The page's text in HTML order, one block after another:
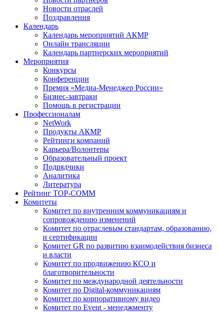
Новости отраслей
Поздравления
Календарь
Календарь мероприятий АКМР
Онлайн трансляции
Календарь партнерских мероприятий
Мероприятия
Конкурсы
Конференции
Премия «Медиа-Менеджер России»
Бизнес-завтраки
Помощь в регистрации
Профессионалам
NetWork
Продукты АКМР
Рейтинги компаний
Карьера/Волонтеры
Образовательный проект
Подрядчики
Аналитика
Литература
Рейтинг TOP-COMM
Комитеты
Комитет по внутренним коммуникациям и
сопровождению изменений
Комитет по отраслевым стандартам, образованию,
и сертификации
Комитет GR по развитию взаимодействия бизнеса
и власти
Комитет по продвижению КСО и
благотворительности
Комитет по международной деятельности
Комитет по Digital-коммуникациям
Комитет по корпоративному видео
Комитет по Event - менеджменту